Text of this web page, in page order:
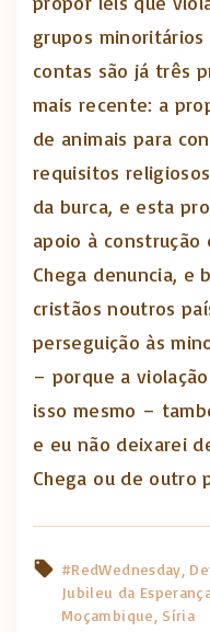
grupos minoritários
contas são já três
mais recente: a
de animais para
requisitos
da burca, e esta
apoio à construção
Chega denuncia, e
cristãos noutros
perseguição às
– porque a
isso mesmo –
e eu não deixarei
Chega ou de outro
#RedWednesday
Jubileu da
Moçambique Síria